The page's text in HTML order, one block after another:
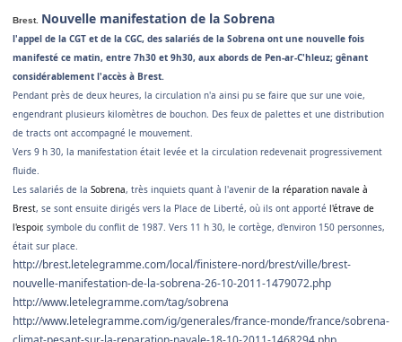
Brest. Nouvelle manifestation de la Sobrena
l'appel de la CGT et de la CGC, des salariés de la Sobrena ont une nouvelle fois
manifesté ce matin, entre 7h30 et 9h30, aux abords de Pen-ar-C'hleuz; gênant
considérablement l'accès à Brest.
Pendant près de deux heures, la circulation n'a ainsi pu se faire que sur une voie,
engendrant plusieurs kilomètres de bouchon. Des feux de palettes et une distribution
de tracts ont accompagné le mouvement.
Vers 9 h 30, la manifestation était levée et la circulation redevenait progressivement
fluide.
Les salariés de la Sobrena, très inquiets quant à l'avenir de la réparation navale à
Brest, se sont ensuite dirigés vers la Place de Liberté, où ils ont apporté l'étrave de
l'espoir, symbole du conflit de 1987. Vers 11 h 30, le cortège, d'environ 150 personnes,
était sur place.
http://brest.letelegramme.com/local/finistere-nord/brest/ville/brest-
nouvelle-manifestation-de-la-sobrena-26-10-2011-1479072.php
http://www.letelegramme.com/tag/sobrena
http://www.letelegramme.com/ig/generales/france-monde/france/sobrena-